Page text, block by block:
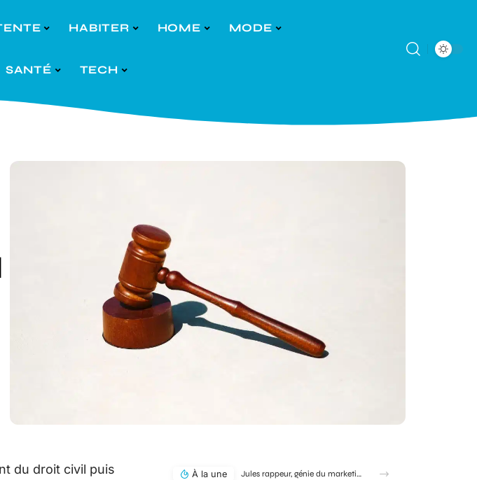
HABITER HOME MODE
SANTÉ TECH
du droit civil puis
À la une Jules rappeur, génie du marketing ou simple produit du rap ?